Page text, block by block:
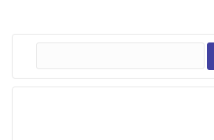
Arama: